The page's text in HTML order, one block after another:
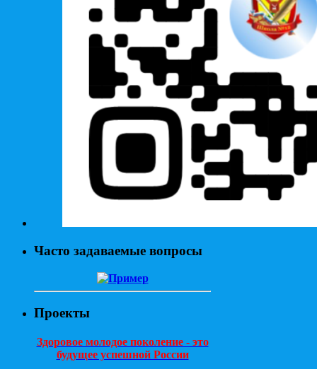
Часто задаваемые вопросы
Проекты
Здоровое молодое поколение - это
будущее успешной России